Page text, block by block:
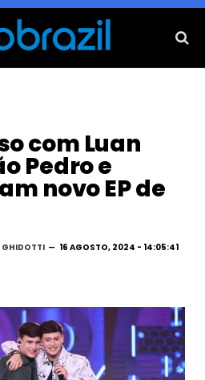
com Luan
Pedro e
novo EP de
GHIDOTTI 16 AGOSTO, 2024 - 14:05:41